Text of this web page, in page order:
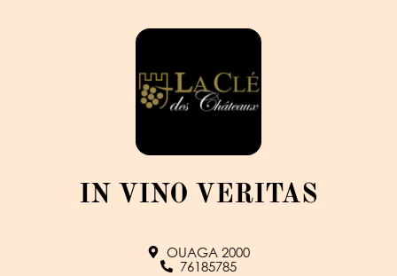
IN VINO VERITAS
OUAGA 2000
76185785